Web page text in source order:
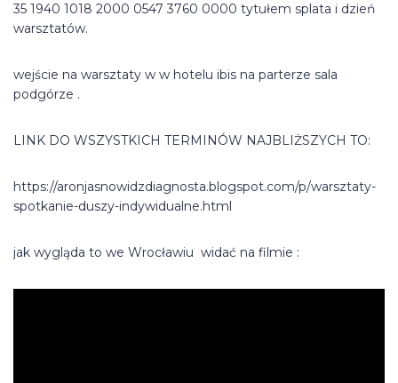
35 1940 1018 2000 0547 3760 0000 tytułem splata i dzień
warsztatów.
wejście na warsztaty w w hotelu ibis na parterze sala
podgórze .
LINK DO WSZYSTKICH TERMINÓW NAJBLIŻSZYCH TO:
https://aronjasnowidzdiagnosta.blogspot.com/p/warsztaty-
spotkanie-duszy-indywidualne.html
jak wygląda to we Wrocławiu widać na filmie :